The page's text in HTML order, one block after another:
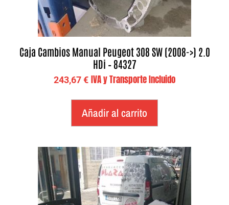
Caja Cambios Manual Peugeot 308 SW (2008->) 2.0
HDi – 84327
243,67€ IVA y Transporte Incluido
Añadir al carrito